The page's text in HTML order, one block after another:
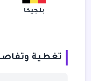
بلجيكا
تغطية